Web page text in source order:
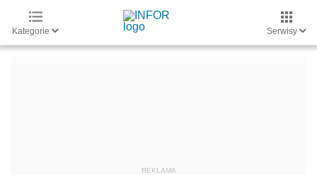
Kategorie Serwisy